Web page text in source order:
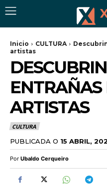
Inicio CULTURA
artistas
ENTRAÑAS
ARTISTAS
CULTURA
PUBLICADA O 15 ABRIL,
Por Ubaldo Cerqueiro